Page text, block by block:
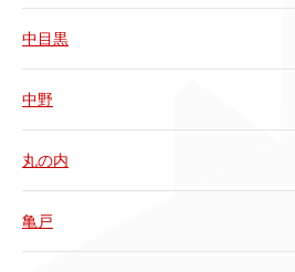
中目黒
中野
丸の内
亀戸